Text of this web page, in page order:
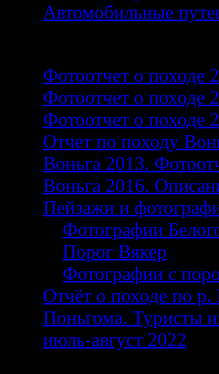
Автомобильные
Фотоотчет о походе
Фотоотчет о походе
Фотоотчет о походе
Отчет по походу
Воньга 2013.
Воньга 2016.
Пейзажи и
Фотографии
Порог Вякер
Фотографии с
Отчёт о походе по р.
Поньгома. Туристы
июль-август 2022